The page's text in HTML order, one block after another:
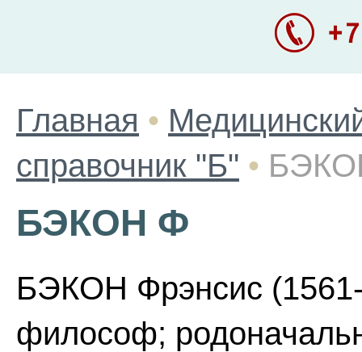
Главная •
справочник "Б" •
БЭКОН Ф
БЭКОН Фрэнсис (1561-
философ;